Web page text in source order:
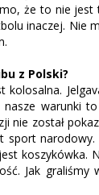
że to nie
inaczej. Nie
z Polski?
warunki
został
koszykówka.
Jak graliśmy